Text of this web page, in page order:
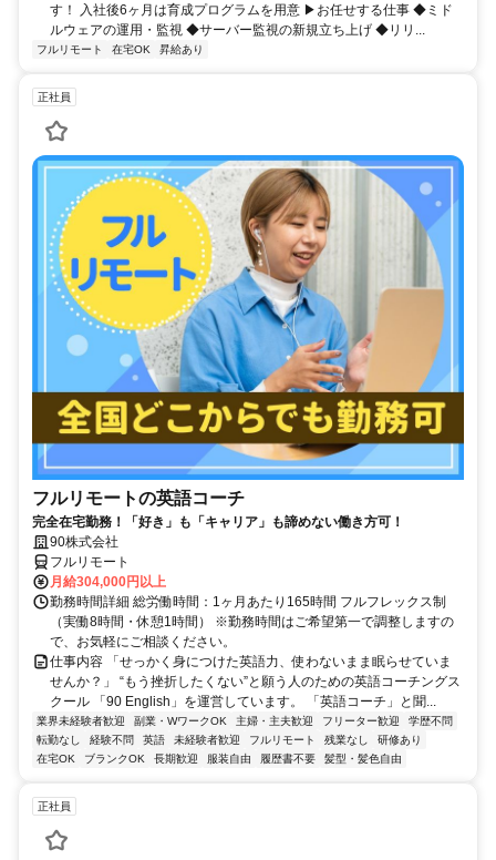
す！ 入社後6ヶ月は育成プログラムを用意 ▶お任せする仕事 ◆ミド
ルウェアの運用・監視 ◆サーバー監視の新規立ち上げ ◆リリ...
フルリモート 在宅OK 昇給あり
正社員
フルリモートの英語コーチ
完全在宅勤務！「好き」も「キャリア」も諦めない働き方可！
90株式会社
フルリモート
月給304,000円以上
勤務時間詳細 総労働時間：1ヶ月あたり165時間 フルフレックス制
（実働8時間・休憩1時間） ※勤務時間はご希望第一で調整しますの
で、お気軽にご相談ください。
仕事内容 「せっかく身につけた英語力、使わないまま眠らせていま
せんか？」 “もう挫折したくない”と願う人のための英語コーチングス
クール 「90 English」を運営しています。 「英語コーチ」と聞...
業界未経験者歓迎 副業・WワークOK 主婦・主夫歓迎 フリーター歓迎
学歴不問
転勤なし
経験不問 英語 未経験者歓迎 フルリモート 残業なし
研修あり
在宅OK
ブランクOK 長期歓迎 服装自由 履歴書不要 髪型・髪色自由
正社員